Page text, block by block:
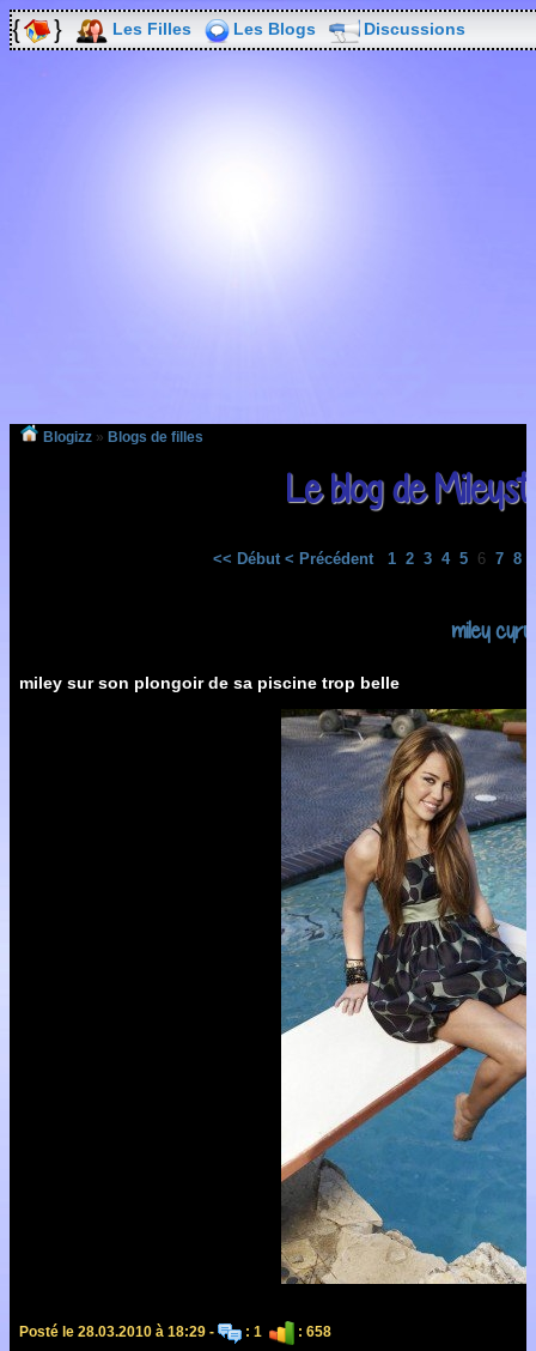
Les Filles Les Blogs Discussions
Blogizz » Blogs de filles
Le blog de
<< Début < Précédent 1 2 3 4 56 7 8
miley
miley sur son plongoir de sa piscine trop belle
Posté le 28.03.2010 à 18:29 - : 1 : 658